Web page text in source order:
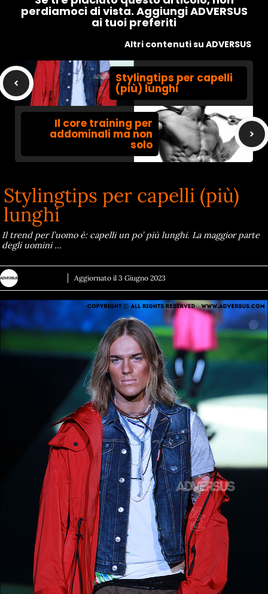
perdiamoci di vista. Aggiungi ADVERSUS
ai tuoi preferiti
Altri contenuti su ADVERSUS
Stylingtips per capelli
(più) lunghi
Il core training per
addominali ma non
solo
Stylingtips per capelli (più)
lunghi
Il trend per l’uomo è: capelli un po’ più lunghi. La maggior parte
degli uomini …
Aggiornato il 3 Giugno 2023